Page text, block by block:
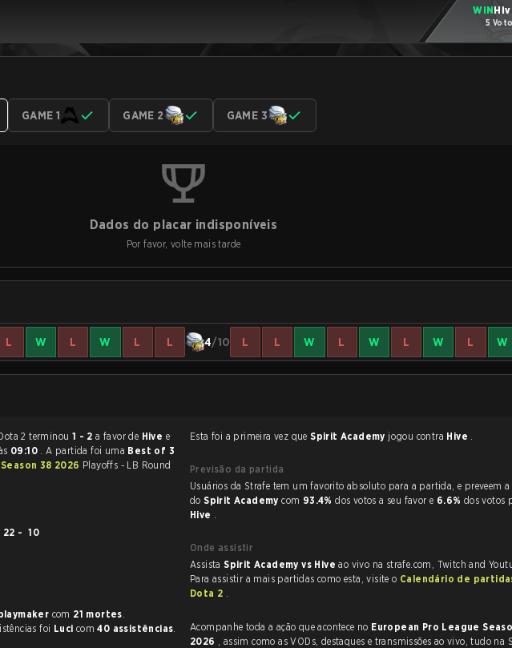
WIN
5
GAME 1 GAME 2 GAME 3
Dados do placar indisponíveis
Por favor, volte mais tarde
L W L W L L 4/10 L L W L W L W L W
A partida de Dota 2 terminou 1 - 2 a favor de Hive e
09:10 . A partida foi uma Best of 3
38 2026 Playoffs - LB Round
22 - 10
com 21 mortes.
foi Luci com40 assistências.
Esta foi a primeira vez queSpirit Academy jogou contra Hive .
Previsão da partida
Usuários da Strafe tem um favorito absoluto para a partida, e preveem a vitória
doSpirit Academycom 93.4%dos votos a seu favor e 6.6% dos votos
Hive .
Onde assistir
AssistaSpirit Academy vs Hiveao vivo na strafe.com, Twitch and
Para assistir a mais partidas como esta, visite o Calendário de
Dota 2 .
Acompanhe toda a ação que acontece no European Pro League
2026
, assim como as VODs, destaques e transmissões ao vivo, tudo na